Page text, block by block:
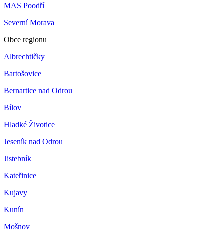
MAS Poodří
Severní Morava
Obce regionu
Albrechtičky
Bartošovice
Bernartice nad Odrou
Bílov
Hladké Životice
Jeseník nad Odrou
Jistebník
Kateřinice
Kujavy
Kunín
Mošnov